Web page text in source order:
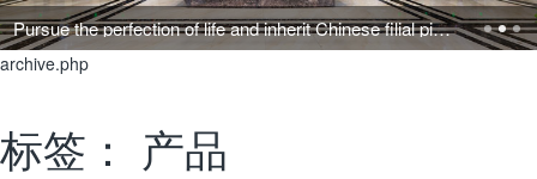
Pursue the perfection of life and inherit Chinese filial piety!
archive.php
标签： 产品